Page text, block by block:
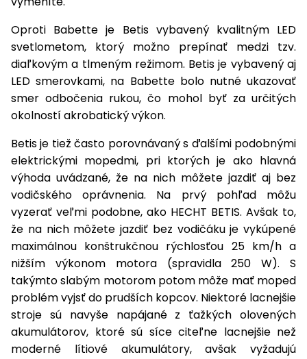
Oproti Babette je Betis vybavený kvalitným LED
svetlometom, ktorý možno prepínať medzi tzv.
diaľkovým a tlmeným režimom. Betis je vybavený aj
LED smerovkami, na Babette bolo nutné ukazovať
smer odbočenia rukou, čo mohol byť za určitých
okolností akrobatický výkon.
Betis je tiež často porovnávaný s ďalšími podobnými
elektrickými mopedmi, pri ktorých je ako hlavná
výhoda uvádzané, že na nich môžete jazdiť aj bez
vodičského oprávnenia. Na prvý pohľad môžu
vyzerať veľmi podobne, ako HECHT BETIS. Avšak to,
že na nich môžete jazdiť bez vodičáku je vykúpené
maximálnou konštrukčnou rýchlosťou 25 km/h a
nižším výkonom motora (spravidla 250 W). S
takýmto slabým motorom potom môže mať moped
problém vyjsť do prudších kopcov. Niektoré lacnejšie
stroje sú navyše napájané z ťažkých olovených
akumulátorov, ktoré sú síce citeľne lacnejšie než
moderné lítiové akumulátory, avšak vyžadujú